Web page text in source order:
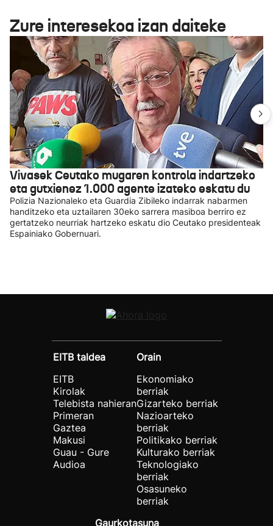
Zure interesekoa izan daiteke
Vivasek Ceutako mugaren kontrola indartzeko
eta gutxienez 1.000 agente izateko eskatu du
Polizia Nazionaleko eta Guardia Zibileko indarrak nabarmen
handitzeko eta uztailaren 30eko sarrera masiboa berriro ez
gertatzeko neurriak hartzeko eskatu dio Ceutako presidenteak
Espainiako Gobernuari.
EITB taldea
EITB
Kirolak
Telebista nahieran
Primeran
Gaztea
Makusi
Guau - Gure
Audioa
Orain
Ekonomiako
berriak
Gizarteko berriak
Nazioarteko
berriak
Politikako berriak
Kulturako berriak
Teknologiako
berriak
Osasuneko
berriak
Gaurkotasuna